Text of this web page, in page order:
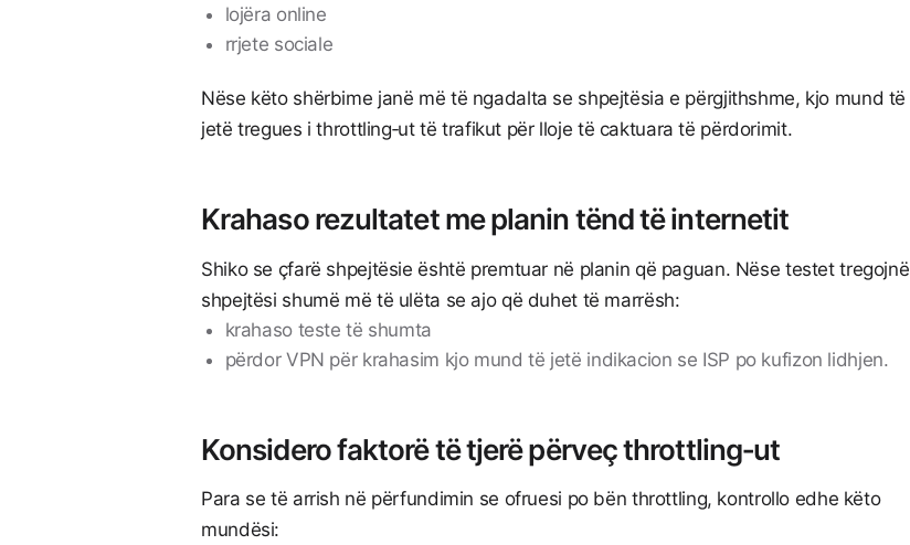
lojëra online
rrjete sociale
Nëse këto shërbime janë më të ngadalta se shpejtësia e përgjithshme, kjo mund të
jetë tregues i throttling‑ut të trafikut për lloje të caktuara të përdorimit.
Krahaso rezultatet me planin tënd të internetit
Shiko se çfarë shpejtësie është premtuar në planin që paguan. Nëse testet tregojnë
shpejtësi shumë më të ulëta se ajo që duhet të marrësh:
krahaso teste të shumta
përdor VPN për krahasim kjo mund të jetë indikacion se ISP po kufizon lidhjen.
Konsidero faktorë të tjerë përveç throttling‑ut
Para se të arrish në përfundimin se ofruesi po bën throttling, kontrollo edhe këto
mundësi: